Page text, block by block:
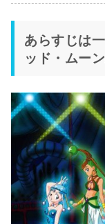
あらすじは
ッド・ムー